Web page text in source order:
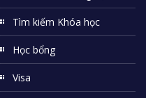
Tìm kiếm Khóa học
Học bổng
Visa